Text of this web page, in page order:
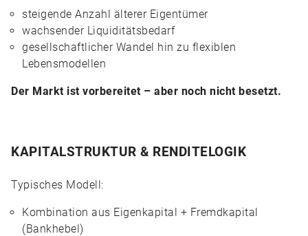
steigende Anzahl älterer Eigentümer
wachsender Liquiditätsbedarf
gesellschaftlicher Wandel hin zu flexiblen
Lebensmodellen
Der Markt ist vorbereitet – aber noch nicht besetzt.
KAPITALSTRUKTUR & RENDITELOGIK
Typisches Modell:
Kombination aus Eigenkapital + Fremdkapital
(Bankhebel)